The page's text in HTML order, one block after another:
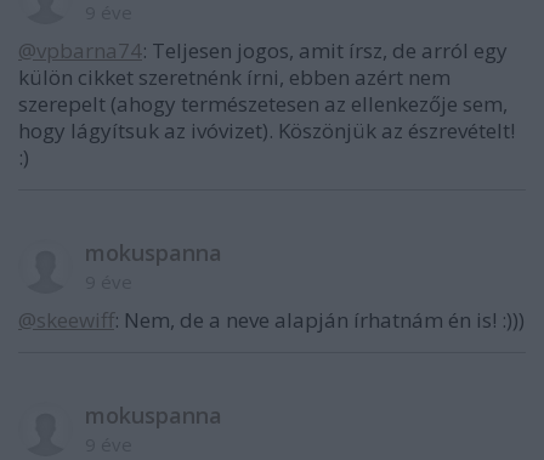
@vpbarna74: Teljesen jogos, amit írsz, de arról egy
külön cikket szeretnénk írni, ebben azért nem
szerepelt (ahogy természetesen az ellenkezője sem,
hogy lágyítsuk az ivóvizet). Köszönjük az észrevételt!
:)
mokuspanna
@skeewiff: Nem, de a neve alapján írhatnám én is! :)))
mokuspanna